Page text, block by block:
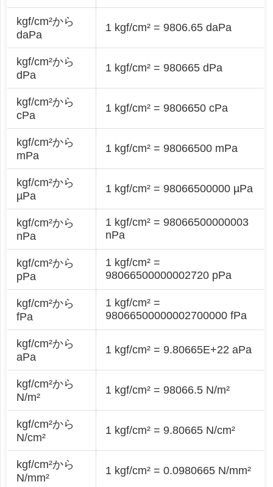
kgf/cm²から
daPa
1 kgf/cm² = 9806.65 daPa
kgf/cm²から
dPa
1 kgf/cm² = 980665 dPa
kgf/cm²から
cPa
1 kgf/cm² = 9806650 cPa
kgf/cm²から
mPa
1 kgf/cm² = 98066500 mPa
kgf/cm²から
µPa
1 kgf/cm² = 98066500000 µPa
kgf/cm²から
nPa
1 kgf/cm² = 98066500000003
nPa
kgf/cm²から
pPa
1 kgf/cm² =
98066500000002720 pPa
kgf/cm²から
fPa
1 kgf/cm² =
98066500000002700000 fPa
kgf/cm²から
aPa
1 kgf/cm² = 9.80665E+22 aPa
kgf/cm²から
N/m²
1 kgf/cm² = 98066.5 N/m²
kgf/cm²から
N/cm²
1 kgf/cm² = 9.80665 N/cm²
kgf/cm²から
N/mm²
1 kgf/cm² = 0.0980665 N/mm²